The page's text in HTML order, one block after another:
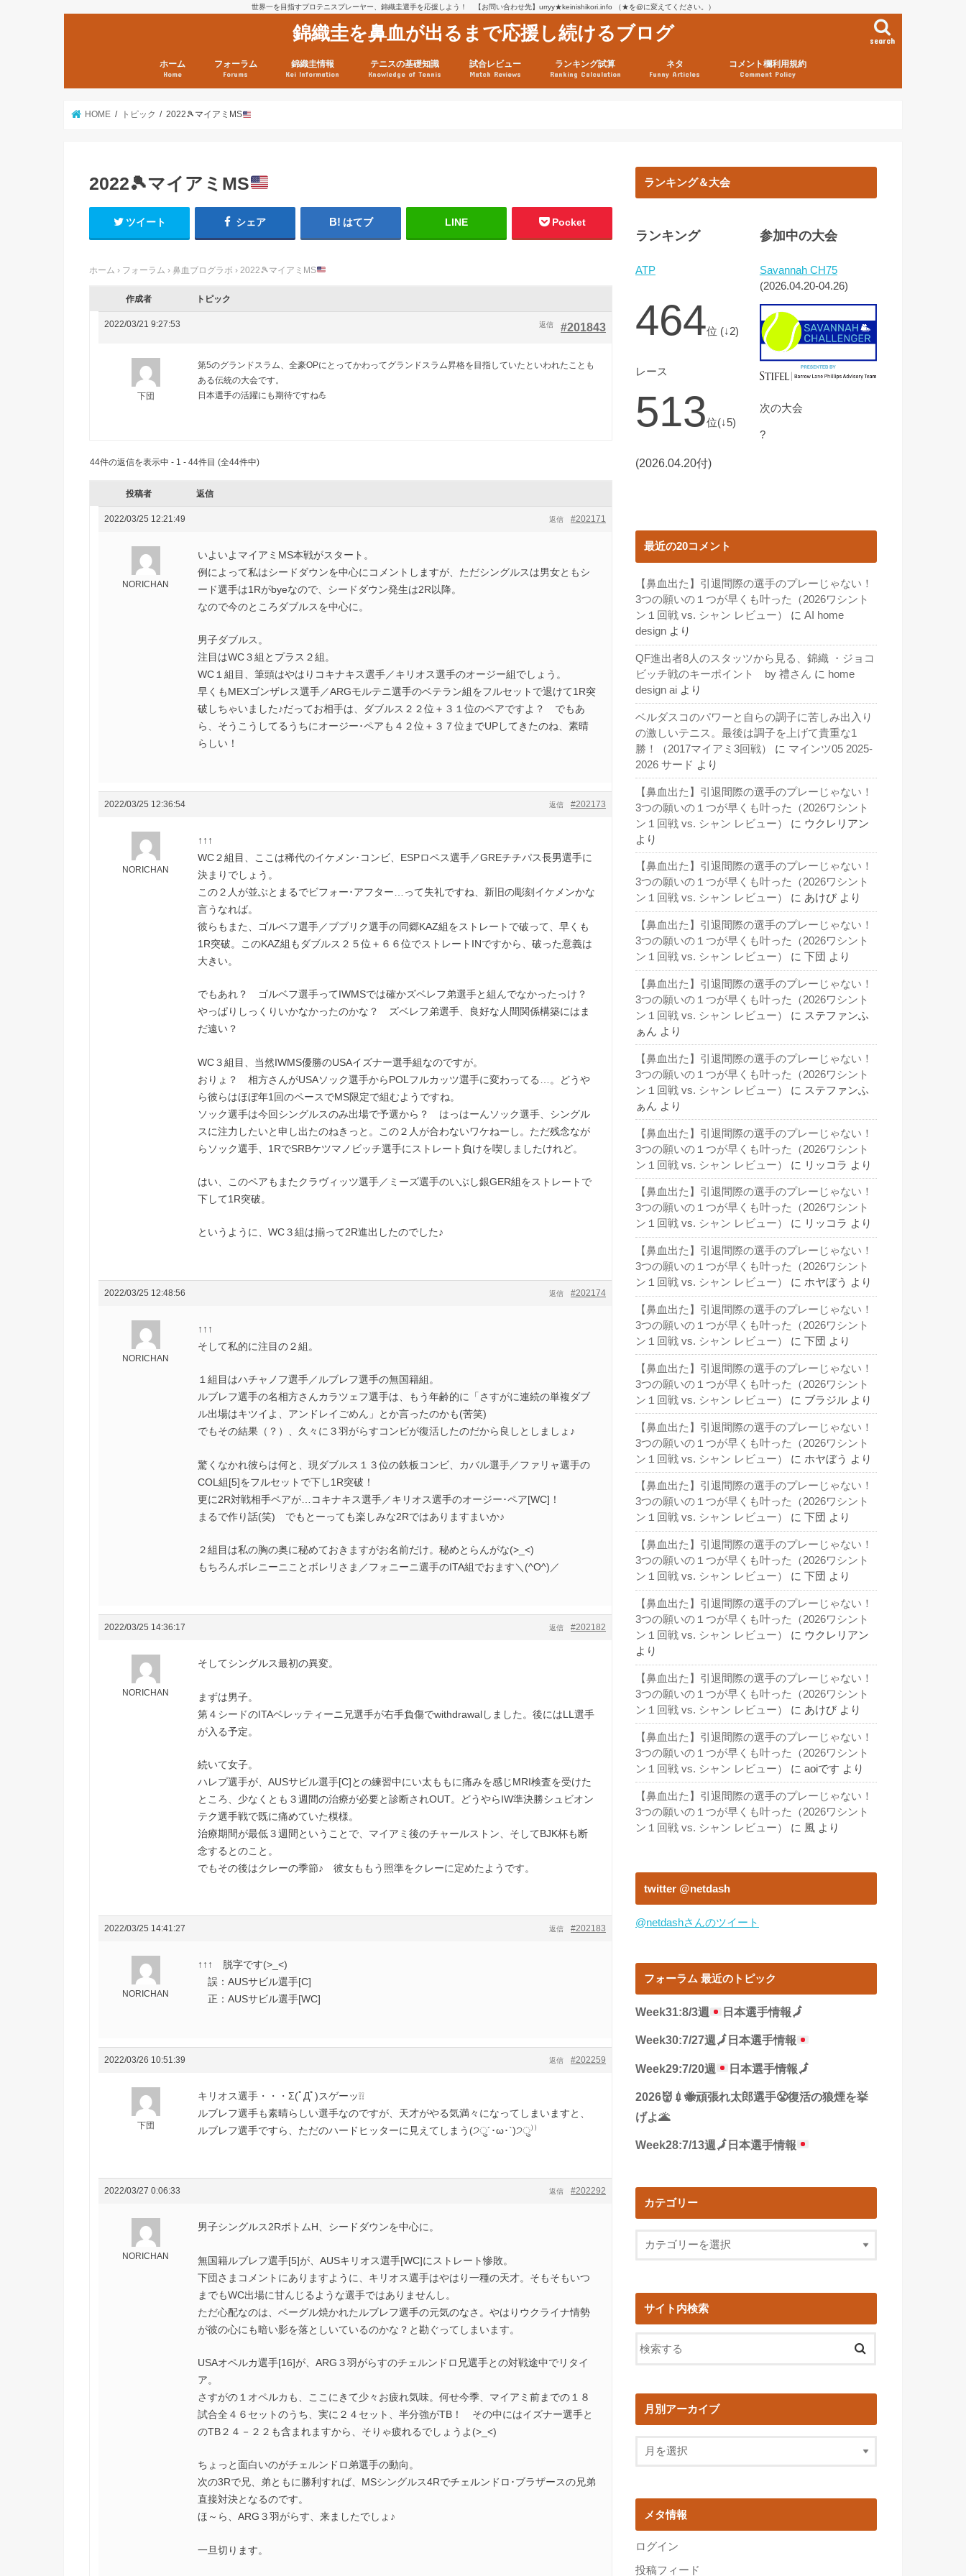
世界一を目指すプロテニスプレーヤー、錦織圭選手を応援しよう！ 【お問い合わせ先】urryy★keinishikori.info （★を@に変えてください。）
錦織圭を鼻血が出るまで応援し続けるブログ search
ホーム
Home
フォーラム
Forums
錦織圭情報
Kei Information
テニスの基礎知識
Knowledge of Tennis
試合レビュー
Match Reviews
ランキング試算
Ranking Calculation
ネタ
Funny Articles
コメント欄利用規約
Comment Policy
HOME トピック 2022🎾 マイアミMS
2022🎾マイアミMS
ツイート シェア はてブ LINE Pocket
ホーム › フォーラム › 鼻血ブログラボ › 2022🎾マイアミMS
作成者 トピック
2022/03/21 9:27:53 #201843
返信
下団
第5のグランドスラム、全豪OPにとってかわってグランドスラム昇格を目指していたといわれたことも
ある伝統の大会です。
日本選手の活躍にも期待ですね💪
44件の返信を表示中 - 1 - 44件目 (全44件中)
投稿者 返信
2022/03/25 12:21:49 #202171
返信
NORICHAN
いよいよマイアミMS本戦がスタート。
例によって私はシードダウンを中心にコメントしますが、ただシングルスは男女ともシ
ード選手は1Rがbyeなので、シードダウン発生は2R以降。
なので今のところダブルスを中心に。
男子ダブルス。
注目はWC３組とプラス２組。
WC１組目、筆頭はやはりコキナキス選手／キリオス選手のオージー組でしょう。
早くもMEXゴンザレス選手／ARGモルテニ選手のベテラン組をフルセットで退けて1R突
破しちゃいました♪だってお相手は、ダブルス２２位＋３１位のペアですよ？ でもあ
ら、そうこうしてるうちにオージー･ペアも４２位＋３７位までUPしてきたのね、素晴
らしい！
2022/03/25 12:36:54 #202173
返信
NORICHAN
↑↑↑
WC２組目、ここは稀代のイケメン･コンビ、ESPロペス選手／GREチチパス長男選手に
決まりでしょう。
この２人が並ぶとまるでビフォー･アフター…って失礼ですね、新旧の彫刻イケメンかな
言うなれば。
彼らもまた、ゴルベフ選手／ブブリク選手の同郷KAZ組をストレートで破って、早くも
1R突破。このKAZ組もダブルス２５位＋６６位でストレートINですから、破った意義は
大きい。
でもあれ？ ゴルベフ選手ってIWMSでは確かズベレフ弟選手と組んでなかったっけ？
やっぱりしっくりいかなかったのかな？ ズベレフ弟選手、良好な人間関係構築にはま
だ遠い？
WC３組目、当然IWMS優勝のUSAイズナー選手組なのですが。
おりょ？ 相方さんがUSAソック選手からPOLフルカッツ選手に変わってる…。どうや
ら彼らはほぼ年1回のペースでMS限定で組むようですね。
ソック選手は今回シングルスのみ出場で予選から？ はっはーんソック選手、シングル
スに注力したいと申し出たのねきっと。この２人が合わないワケねーし。ただ残念なが
らソック選手、1RでSRBケツマノビッチ選手にストレート負けを喫しましたけれど。
はい、このペアもまたクラヴィッツ選手／ミーズ選手のいぶし銀GER組をストレートで
下して1R突破。
というように、WC３組は揃って2R進出したのでした♪
2022/03/25 12:48:56 #202174
返信
NORICHAN
↑↑↑
そして私的に注目の２組。
１組目はハチャノフ選手／ルブレフ選手の無国籍組。
ルブレフ選手の名相方さんカラツェフ選手は、もう年齢的に「さすがに連続の単複ダブ
ル出場はキツイよ、アンドレイごめん」とか言ったのかも(苦笑)
でもその結果（？）、久々に３羽がらすコンビが復活したのだから良しとしましょ♪
驚くなかれ彼らは何と、現ダブルス１３位の鉄板コンビ、カバル選手／ファリャ選手の
COL組[5]をフルセットで下し1R突破！
更に2R対戦相手ペアが…コキナキス選手／キリオス選手のオージー･ペア[WC]！
まるで作り話(笑) でもとーっても楽しみな2Rではありますまいか♪
２組目は私の胸の奥に秘めておきますがお名前だけ。秘めとらんがな(>_<)
もちろんボレニーニことボレリさま／フォニーニ選手のITA組でおます＼(^O^)／
2022/03/25 14:36:17 #202182
返信
NORICHAN
そしてシングルス最初の異変。
まずは男子。
第４シードのITAベレッティーニ兄選手が右手負傷でwithdrawalしました。後にはLL選手
が入る予定。
続いて女子。
ハレプ選手が、AUSサビル選手[C]との練習中にい太ももに痛みを感じMRI検査を受けた
ところ、少なくとも３週間の治療が必要と診断されOUT。どうやらIW準決勝シュビオン
テク選手戦で既に痛めていた模様。
治療期間が最低３週間ということで、マイアミ後のチャールストン、そしてBJK杯も断
念するとのこと。
でもその後はクレーの季節♪ 彼女ももう照準をクレーに定めたようです。
2022/03/25 14:41:27 #202183
返信
NORICHAN
↑↑↑ 脱字です(>_<)
誤：AUSサビル選手[C]
正：AUSサビル選手[WC]
2022/03/26 10:51:39 #202259
返信
下団
キリオス選手・・・Σ(ﾟДﾟ)スゲーッ❕❕
ルブレフ選手も素晴らしい選手なのですが、天才がやる気満々になってしまいますと、
ルブレフ選手ですら、ただのハードヒッターに見えてしまう(੭ु´･ω･`)੭ु⁾⁾
2022/03/27 0:06:33 #202292
返信
NORICHAN
男子シングルス2RボトムH、シードダウンを中心に。
無国籍ルブレフ選手[5]が、AUSキリオス選手[WC]にストレート惨敗。
下団さまコメントにありますように、キリオス選手はやはり一種の天才。そもそもいつ
までもWC出場に甘んじるような選手ではありませんし。
ただ心配なのは、ベーグル焼かれたルブレフ選手の元気のなさ。やはりウクライナ情勢
が彼の心にも暗い影を落としいているのかな？と勘ぐってしまいます。
USAオペルカ選手[16]が、ARG３羽がらすのチェルンドロ兄選手との対戦途中でリタイ
ア。
さすがの１オペルカも、ここにきて少々お疲れ気味。何せ今季、マイアミ前までの１８
試合全４６セットのうち、実に２４セット、半分強がTB！ その中にはイズナー選手と
のTB２４－２２も含まれますから、そりゃ疲れるでしょうよ(>_<)
ちょっと面白いのがチェルンドロ弟選手の動向。
次の3Rで兄、弟ともに勝利すれば、MSシングルス4Rでチェルンドロ･ブラザースの兄弟
直接対決となるのです。
ほ～ら、ARG３羽がらす、来ましたでしょ♪
一旦切ります。
ランキング＆大会
ランキング
ATP
464位 (↓2)
レース
513位(↓5)
(2026.04.20付)
参加中の大会
Savannah CH75
(2026.04.20-04.26)
次の大会
?
最近の20コメント
【鼻血出た】引退間際の選手のプレーじゃない！
3つの願いの１つが早くも叶った（2026ワシント
ン１回戦 vs. シャン レビュー）
に AI home
design より
QF進出者8人のスタッツから見る、錦織 ・ジョコ
ビッチ戦のキーポイント by 禮さん に home
design ai より
ベルダスコのパワーと自らの調子に苦しみ出入り
の激しいテニス。最後は調子を上げて貴重な1
勝！（2017マイアミ3回戦）
に マインツ05 2025-
2026 サード より
【鼻血出た】引退間際の選手のプレーじゃない！
3つの願いの１つが早くも叶った（2026ワシント
ン１回戦 vs. シャン レビュー）
に ウクレリアン
より
【鼻血出た】引退間際の選手のプレーじゃない！
3つの願いの１つが早くも叶った（2026ワシント
ン１回戦 vs. シャン レビュー）
に あけび より
【鼻血出た】引退間際の選手のプレーじゃない！
3つの願いの１つが早くも叶った（2026ワシント
ン１回戦 vs. シャン レビュー）
に 下団 より
【鼻血出た】引退間際の選手のプレーじゃない！
3つの願いの１つが早くも叶った（2026ワシント
ン１回戦 vs. シャン レビュー）
に ステファンふ
ぁん より
【鼻血出た】引退間際の選手のプレーじゃない！
3つの願いの１つが早くも叶った（2026ワシント
ン１回戦 vs. シャン レビュー）
に ステファンふ
ぁん より
【鼻血出た】引退間際の選手のプレーじゃない！
3つの願いの１つが早くも叶った（2026ワシント
ン１回戦 vs. シャン レビュー）
に リッコラ より
【鼻血出た】引退間際の選手のプレーじゃない！
3つの願いの１つが早くも叶った（2026ワシント
ン１回戦 vs. シャン レビュー）
に リッコラ より
【鼻血出た】引退間際の選手のプレーじゃない！
3つの願いの１つが早くも叶った（2026ワシント
ン１回戦 vs. シャン レビュー）
に ホヤぼう より
【鼻血出た】引退間際の選手のプレーじゃない！
3つの願いの１つが早くも叶った（2026ワシント
ン１回戦 vs. シャン レビュー）
に 下団 より
【鼻血出た】引退間際の選手のプレーじゃない！
3つの願いの１つが早くも叶った（2026ワシント
ン１回戦 vs. シャン レビュー）
に ブラジル より
【鼻血出た】引退間際の選手のプレーじゃない！
3つの願いの１つが早くも叶った（2026ワシント
ン１回戦 vs. シャン レビュー）
に ホヤぼう より
【鼻血出た】引退間際の選手のプレーじゃない！
3つの願いの１つが早くも叶った（2026ワシント
ン１回戦 vs. シャン レビュー）
に 下団 より
【鼻血出た】引退間際の選手のプレーじゃない！
3つの願いの１つが早くも叶った（2026ワシント
ン１回戦 vs. シャン レビュー）
に 下団 より
【鼻血出た】引退間際の選手のプレーじゃない！
3つの願いの１つが早くも叶った（2026ワシント
ン１回戦 vs. シャン レビュー）
に ウクレリアン
より
【鼻血出た】引退間際の選手のプレーじゃない！
3つの願いの１つが早くも叶った（2026ワシント
ン１回戦 vs. シャン レビュー）
に あけび より
【鼻血出た】引退間際の選手のプレーじゃない！
3つの願いの１つが早くも叶った（2026ワシント
ン１回戦 vs. シャン レビュー）
に aoiです より
【鼻血出た】引退間際の選手のプレーじゃない！
3つの願いの１つが早くも叶った（2026ワシント
ン１回戦 vs. シャン レビュー）
に 風 より
twitter @netdash
@netdashさんのツイート
フォーラム 最近のトピック
Week31:8/3週 日本選手情報🗾
Week30:7/27週🗾 日本選手情報
Week29:7/20週 日本選手情報🗾
2026👹💉🐝頑張れ太郎選手😤復活の狼煙を挙
げよ🌋
Week28:7/13週 🗾 日本選手情報
カテゴリー
サイト内検索
月別アーカイブ
メタ情報
ログイン
投稿フィード